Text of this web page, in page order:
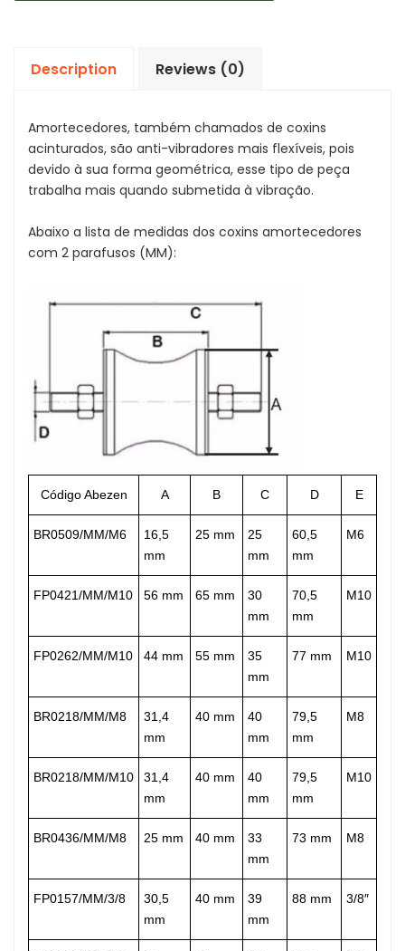
Description Reviews (0)
Amortecedores, também chamados de coxins
acinturados, são anti-vibradores mais flexíveis, pois
devido à sua forma geométrica, esse tipo de peça
trabalha mais quando submetida à vibração.
Abaixo a lista de medidas dos coxins amortecedores
com 2 parafusos (MM):
Código Abezen A B C D E
BR0509/MM/M6
16,5
mm
25 mm
25
mm
60,5
mm
M6
FP0421/MM/M10 56 mm 65 mm
30
mm
70,5
mm
M10
FP0262/MM/M10 44 mm 55 mm
35
mm
77 mm M10
BR0218/MM/M8
31,4
mm
40 mm
40
mm
79,5
mm
M8
BR0218/MM/M10
31,4
mm
40 mm
40
mm
79,5
mm
M10
BR0436/MM/M8 25 mm 40 mm
33
mm
73 mm M8
FP0157/MM/3/8
30,5
mm
40 mm
39
mm
88 mm 3/8″